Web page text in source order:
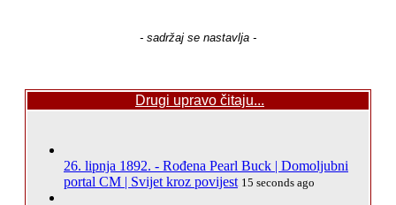
- sadržaj se nastavlja -
Drugi upravo čitaju...
26. lipnja 1892. - Rođena Pearl Buck | Domoljubni
portal CM | Svijet kroz povijest 15 seconds ago